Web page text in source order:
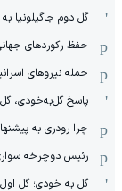
گل دوم جاگیلونیا
حفظ رکوردهای
حمله نیروهای
پاسخ گل‌به‌خودی،
چرا رودری به
رئیس دوچرخه
گل به خودی؛ گل اول